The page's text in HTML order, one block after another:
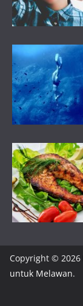
Copyright © 2026
untuk Melawan.